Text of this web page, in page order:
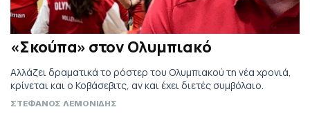
«Σκούπα» στον Ολυμπιακό
Aλλάζει δραματικά το ρόστερ του Ολυμπιακού τη νέα χρονιά,
κρίνεται και ο Κοβάσεβιτς, αν και έχει διετές συμβόλαιο.
ΣΤΕΦΑΝΟΣ ΛΕΜΟΝΙΔΗΣ